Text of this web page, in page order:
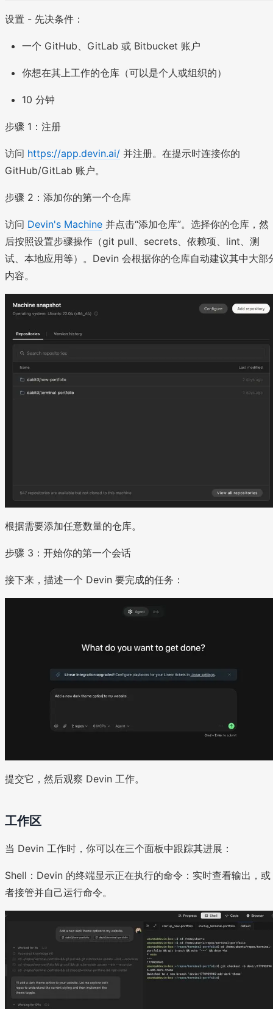
设置 - 先决条件：
一个 GitHub、GitLab 或 Bitbucket 账户
你想在其上工作的仓库（可以是个人或组织的）
10 分钟
步骤 1：注册
访问 https://app.devin.ai/ 并注册。在提示时连接你的
GitHub/GitLab 账户。
步骤 2：添加你的第一个仓库
访问 Devin's Machine 并点击“添加仓库”。选择你的仓库，然
后按照设置步骤操作（git pull、secrets、依赖项、lint、测
试、本地应用等）。Devin 会根据你的仓库自动建议其中大部
内容。
根据需要添加任意数量的仓库。
步骤 3：开始你的第一个会话
接下来，描述一个 Devin 要完成的任务：
提交它，然后观察 Devin 工作。
工作区
当 Devin 工作时，你可以在三个面板中跟踪其进展：
Shell：Devin 的终端显示正在执行的命令：实时查看输出，或
者接管并自己运行命令。